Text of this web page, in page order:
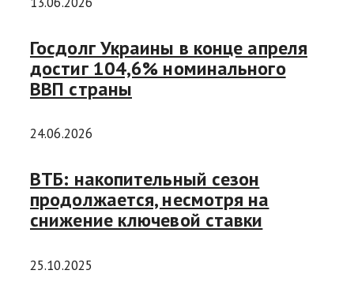
Госдолг Украины в конце апреля
достиг 104,6% номинального
ВВП страны
24.06.2026
ВТБ: накопительный сезон
продолжается, несмотря на
снижение ключевой ставки
25.10.2025